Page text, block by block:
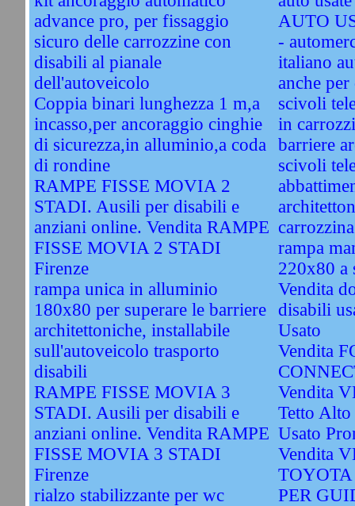
advance pro, per fissaggio
sicuro delle carrozzine con
disabili al pianale
dell'autoveicolo
Coppia binari lunghezza 1 m,a
incasso,per ancoraggio cinghie
di sicurezza,in alluminio,a coda
di rondine
RAMPE FISSE MOVIA 2
STADI. Ausili per disabili e
anziani online. Vendita RAMPE
FISSE MOVIA 2 STADI
Firenze
rampa unica in alluminio
180x80 per superare le barriere
architettoniche, installabile
sull'autoveicolo trasporto
disabili
RAMPE FISSE MOVIA 3
STADI. Ausili per disabili e
anziani online. Vendita RAMPE
FISSE MOVIA 3 STADI
Firenze
rialzo stabilizzante per wc
AUTO
-
italiano
anche
scivoli
in
barriere
scivoli
rampa
220x80 a
Vendita
disabili
Usato
Vendita
Vendita
Tetto
Usato
Vendita
PER